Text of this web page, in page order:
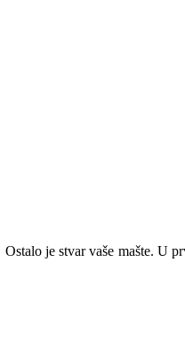
je stvar vaše mašte. U